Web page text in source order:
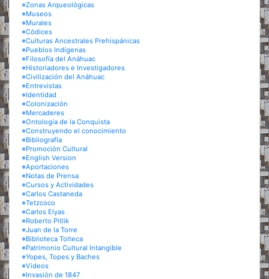
※Zonas Arqueológicas
※Museos
※Murales
※Códices
※Culturas Ancestrales Prehispánicas
※Pueblos Indígenas
※Filosofía del Anáhuac
※Historiadores e Investigadores
※Civilización del Anáhuac
※Entrevistas
※Identidad
※Colonización
※Mercaderes
※Ontología de la Conquista
※Construyendo el conocimiento
※Bibliografía
※Promoción Cultural
※English Version
※Aportaciones
※Notas de Prensa
※Cursos y Actividades
※Carlos Castaneda
※Tetzcoco
※Carlos Elyas
※Roberto Pitlik
※Juan de la Torre
※Biblioteca Tolteca
※Patrimonio Cultural Intangible
※Yopes, Topes y Baches
※Videos
※Invasión de 1847